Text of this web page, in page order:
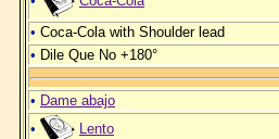
• Coca-Cola with Shoulder lead
• Dile Que No +180°
• Dame abajo
•
Lento